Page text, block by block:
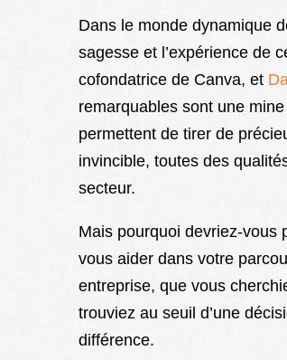
Dans le monde dynamique
sagesse et l’expérience de
cofondatrice de Canva, et
remarquables sont une
permettent de tirer de
invincible, toutes des
secteur.
Mais pourquoi devriez-vous
vous aider dans votre
entreprise, que vous
trouviez au seuil d’une
différence.